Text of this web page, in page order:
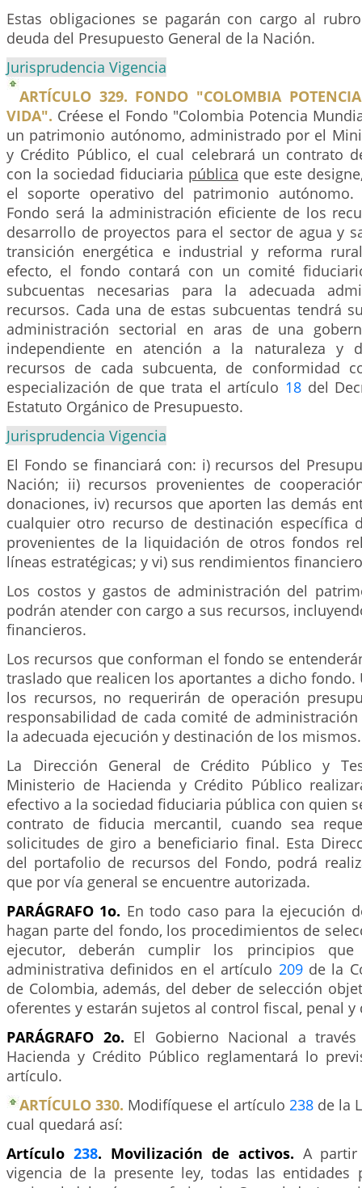
Estas obligaciones se pagarán con cargo al
deuda del Presupuesto General de la Nación.
Jurisprudencia Vigencia
ARTÍCULO 329. FONDO "COLOMBIA
VIDA". Créese el Fondo "Colombia Potencia
un patrimonio autónomo, administrado por el
y Crédito Público, el cual celebrará un contrato
con la sociedad fiduciaria pública que este
el soporte operativo del patrimonio
Fondo será la administración eficiente de los
desarrollo de proyectos para el sector de agua y
transición energética e industrial y reforma
efecto, el fondo contará con un comité
subcuentas necesarias para la adecuada
recursos. Cada una de estas subcuentas tendrá
administración sectorial en aras de una
independiente en atención a la naturaleza y
recursos de cada subcuenta, de conformidad
especialización de que trata el artículo 18 del
Estatuto Orgánico de Presupuesto.
Jurisprudencia Vigencia
El Fondo se financiará con: i) recursos del
Nación; ii) recursos provenientes de
donaciones, iv) recursos que aporten las demás
cualquier otro recurso de destinación específica
provenientes de la liquidación de otros fondos
líneas estratégicas; y vi) sus rendimientos
Los costos y gastos de administración del
podrán atender con cargo a sus recursos,
financieros.
Los recursos que conforman el fondo se
traslado que realicen los aportantes a dicho fondo.
los recursos, no requerirán de operación
responsabilidad de cada comité de
la adecuada ejecución y destinación de los mismos.
La Dirección General de Crédito Público y
Ministerio de Hacienda y Crédito Público
efectivo a la sociedad fiduciaria pública con quien
contrato de fiducia mercantil, cuando sea
solicitudes de giro a beneficiario final. Esta
del portafolio de recursos del Fondo, podrá
que por vía general se encuentre autorizada.
PARÁGRAFO 1o. En todo caso para la ejecución
hagan parte del fondo, los procedimientos de
ejecutor, deberán cumplir los principios
administrativa definidos en el artículo 209de la
de Colombia, además, del deber de selección
oferentes y estarán sujetos al control fiscal, penal
PARÁGRAFO 2o. El Gobierno Nacional a
Hacienda y Crédito Público reglamentará lo
artículo.
ARTÍCULO 330. Modifíquese el artículo 238de la
cual quedará así:
Artículo 238. Movilización de activos. A
vigencia de la presente ley, todas las entidades